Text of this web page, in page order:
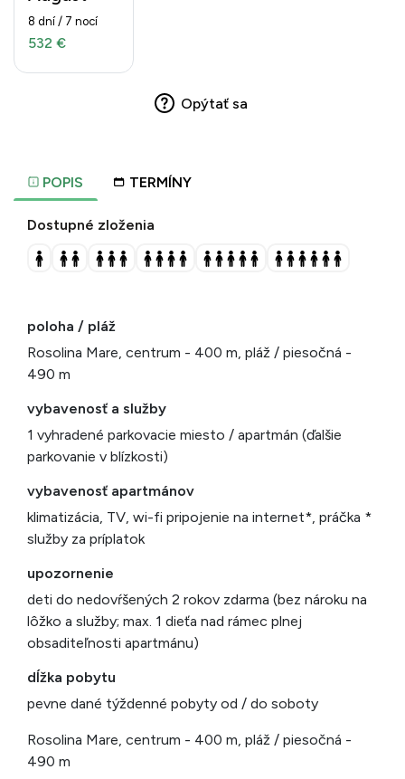
POPIS TERMÍNY
Dostupné zloženia
poloha / pláž
Rosolina Mare, centrum - 400 m, pláž / piesočná -
490 m
vybavenosť a služby
1 vyhradené parkovacie miesto / apartmán (ďalšie
parkovanie v blízkosti)
vybavenosť apartmánov
klimatizácia, TV, wi-fi pripojenie na internet*, práčka *
služby za príplatok
upozornenie
deti do nedovŕšených 2 rokov zdarma (bez nároku na
lôžko a služby; max. 1 dieťa nad rámec plnej
obsaditeľnosti apartmánu)
dĺžka pobytu
pevne dané týždenné pobyty od / do soboty
Rosolina Mare, centrum - 400 m, pláž / piesočná -
490 m
8 dní / 7 nocí
532 €
Opýtať sa